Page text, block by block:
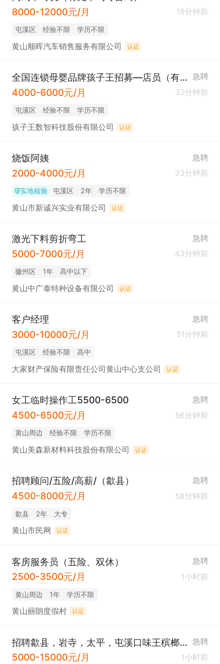
8000-12000元/月 18分钟前
屯溪区 经验不限 学历不限
黄山顺晖汽车销售服务有限公司 认证
全国连锁母婴品牌孩子王招募—店员（有社保） 急聘
4000-6000元/月 32分钟前
屯溪区 经验不限 学历不限
孩子王数智科技股份有限公司 认证
烧饭阿姨 急聘
2000-4000元/月 33分钟前
实地核验 屯溪区 2年 学历不限
黄山市新诚兴实业有限公司 认证
激光下料剪折弯工 急聘
5000-7000元/月 43分钟前
徽州区 1年 高中以下
黄山中广泰特种设备有限公司 认证
客户经理 急聘
3000-10000元/月 51分钟前
屯溪区 经验不限 高中
大家财产保险有限责任公司黄山中心支公司 认证
女工临时操作工5500-6500 急聘
4500-6500元/月 56分钟前
黄山周边 经验不限 学历不限
黄山美森新材料科技股份有限公司 认证
招聘顾问/五险/高薪/（歙县） 急聘
4500-8000元/月 58分钟前
歙县 2年 大专
黄山市民网 认证
客房服务员（五险、双休） 急聘
2500-3500元/月 1小时前
黄山周边 1年 学历不限
黄山丽朗度假村 认证
招聘歙县，岩寺，太平，屯溪口味王槟榔业务员 急聘
5000-15000元/月 1小时前